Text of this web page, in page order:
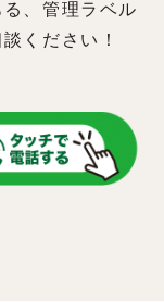
、管理ラベル
ください！